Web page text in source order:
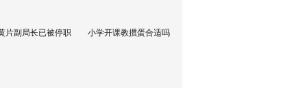
片副局长已被停职 小学开课教掼蛋合适吗